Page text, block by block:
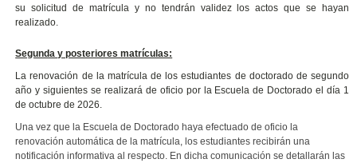
su solicitud de matrícula y no tendrán validez los actos que se hayan
realizado.
Segunda y posteriores matrículas:
La renovación de la matrícula de los estudiantes de doctorado de segundo
año y siguientes se realizará de oficio por la Escuela de Doctorado el día 1
de octubre de 2026.
Una vez que la Escuela de Doctorado haya efectuado de oficio la
renovación automática de la matrícula, los estudiantes recibirán una
notificación informativa al respecto. En dicha comunicación se detallarán las